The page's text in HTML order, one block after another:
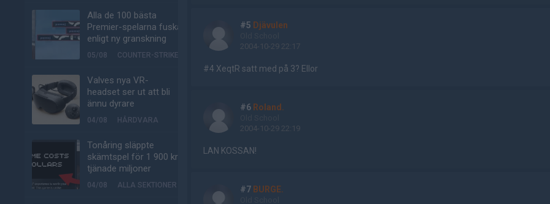
Alla de 100 bästa
Premier-spelarna fuskar
enligt ny granskning
05/08 COUNTER-STRIKE
Valves nya VR-
headset ser ut att bli
ännu dyrare
04/08 HÅRDVARA
Tonåring släppte
skämtspel för 1 900 kr –
tjänade miljoner
04/08 ALLA SEKTIONER
#5 Djävulen
2004-10-29 22:17
#4 XeqtR satt med på 3? Ellor
#6 Roland.
2004-10-29 22:19
LAN KOSSAN!
#7 BURGE.